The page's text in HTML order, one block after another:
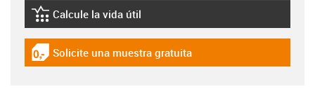
igus-icon-lebensdauerrechner
Calcule la vida útil
igus-icon-gratismuster
Solicite una muestra gratuita